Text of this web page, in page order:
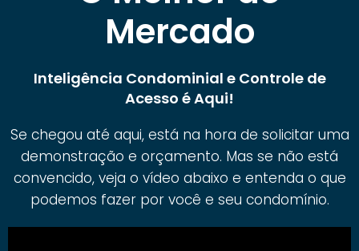
Mercado
Inteligência Condominial e Controle de
Acesso é Aqui!
Se chegou até aqui, está na hora de solicitar uma
demonstração e orçamento. Mas se não está
convencido, veja o vídeo abaixo e entenda o que
podemos fazer por você e seu condomínio.